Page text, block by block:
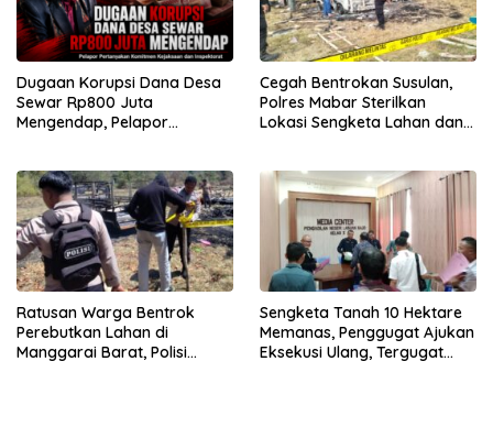
Dugaan Korupsi Dana Desa
Sewar Rp800 Juta
Mengendap, Pelapor
Cegah Bentrokan Susulan,
Polres Mabar Sterilkan
Lokasi Sengketa Lahan dan
Ratusan Warga Bentrok
Perebutkan Lahan di
Manggarai Barat, Polisi
Sengketa Tanah 10 Hektare
Memanas, Penggugat Ajukan
Eksekusi Ulang, Tergugat